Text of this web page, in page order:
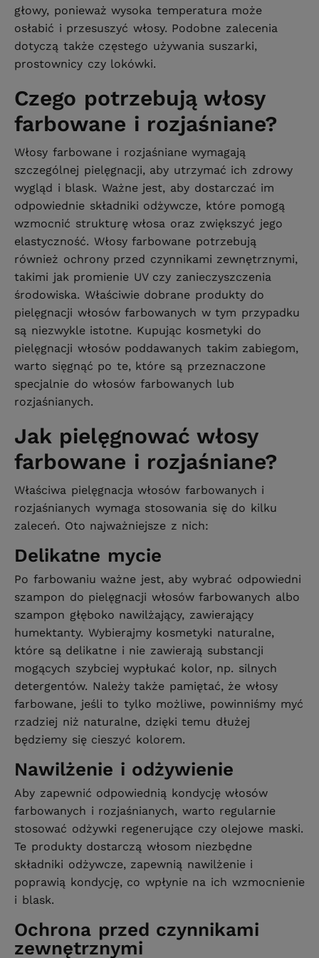
głowy, ponieważ wysoka temperatura może
osłabić i przesuszyć włosy. Podobne zalecenia
dotyczą także częstego używania suszarki,
prostownicy czy lokówki.
Czego potrzebują włosy
farbowane i rozjaśniane?
Włosy farbowane i rozjaśniane wymagają
szczególnej pielęgnacji, aby utrzymać ich zdrowy
wygląd i blask. Ważne jest, aby dostarczać im
odpowiednie składniki odżywcze, które pomogą
wzmocnić strukturę włosa oraz zwiększyć jego
elastyczność. Włosy farbowane potrzebują
również ochrony przed czynnikami zewnętrznymi,
takimi jak promienie UV czy zanieczyszczenia
środowiska. Właściwie dobrane produkty do
pielęgnacji włosów farbowanych w tym przypadku
są niezwykle istotne. Kupując kosmetyki do
pielęgnacji włosów poddawanych takim zabiegom,
warto sięgnąć po te, które są przeznaczone
specjalnie do włosów farbowanych lub
rozjaśnianych.
Jak pielęgnować włosy
farbowane i rozjaśniane?
Właściwa pielęgnacja włosów farbowanych i
rozjaśnianych wymaga stosowania się do kilku
zaleceń. Oto najważniejsze z nich:
Delikatne mycie
Po farbowaniu ważne jest, aby wybrać odpowiedni
szampon do pielęgnacji włosów farbowanych albo
szampon głęboko nawilżający, zawierający
humektanty. Wybierajmy kosmetyki naturalne,
które są delikatne i nie zawierają substancji
mogących szybciej wypłukać kolor, np. silnych
detergentów. Należy także pamiętać, że włosy
farbowane, jeśli to tylko możliwe, powinniśmy myć
rzadziej niż naturalne, dzięki temu dłużej
będziemy się cieszyć kolorem.
Nawilżenie i odżywienie
Aby zapewnić odpowiednią kondycję włosów
farbowanych i rozjaśnianych, warto regularnie
stosować odżywki regenerujące czy olejowe maski.
Te produkty dostarczą włosom niezbędne
składniki odżywcze, zapewnią nawilżenie i
poprawią kondycję, co wpłynie na ich wzmocnienie
i blask.
Ochrona przed czynnikami
zewnętrznymi